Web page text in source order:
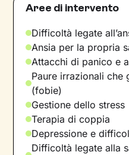
Aree di intervento
Difficoltà legate
Ansia per la propria
Attacchi di panico e
Paure irrazionali che
(fobie)
Gestione dello stress
Terapia di coppia
Depressione e
Difficoltà legate alla